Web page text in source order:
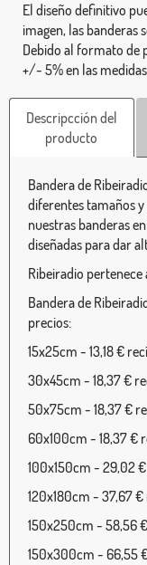
El diseño definitivo
imagen, las banderas
Debido al formato de
+/- 5% en las
Descripcción del
producto
Bandera de
diferentes tamaños
nuestras banderas
diseñadas para dar
Ribeiradio pertenece
Bandera de
precios:
15x25cm - 13,18 €
30x45cm - 18,37 €
50x75cm - 18,37 €
60x100cm - 18,37 €
100x150cm - 29,02
120x180cm - 37,67
150x250cm - 58,56
150x300cm - 66,55